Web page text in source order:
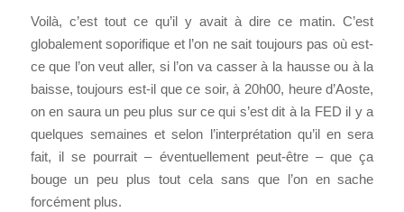
Voilà, c’est tout ce qu’il y avait à dire ce matin. C’est
globalement soporifique et l’on ne sait toujours pas où est-
ce que l’on veut aller, si l’on va casser à la hausse ou à la
baisse, toujours est-il que ce soir, à 20h00, heure d’Aoste,
on en saura un peu plus sur ce qui s’est dit à la FED il y a
quelques semaines et selon l’interprétation qu’il en sera
fait, il se pourrait – éventuellement peut-être – que ça
bouge un peu plus tout cela sans que l’on en sache
forcément plus.